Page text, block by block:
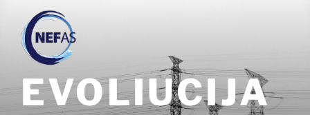
turinio
EVOLIUCIJA